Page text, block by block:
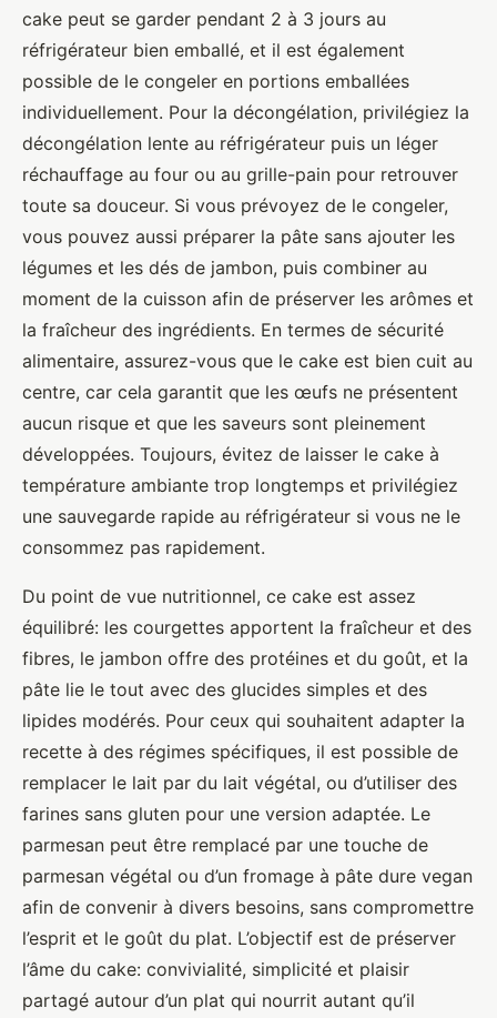
cake peut se garder pendant 2 à 3 jours au
réfrigérateur bien emballé, et il est également
possible de le congeler en portions emballées
individuellement. Pour la décongélation, privilégiez la
décongélation lente au réfrigérateur puis un léger
réchauffage au four ou au grille-pain pour retrouver
toute sa douceur. Si vous prévoyez de le congeler,
vous pouvez aussi préparer la pâte sans ajouter les
légumes et les dés de jambon, puis combiner au
moment de la cuisson afin de préserver les arômes et
la fraîcheur des ingrédients. En termes de sécurité
alimentaire, assurez-vous que le cake est bien cuit au
centre, car cela garantit que les œufs ne présentent
aucun risque et que les saveurs sont pleinement
développées. Toujours, évitez de laisser le cake à
température ambiante trop longtemps et privilégiez
une sauvegarde rapide au réfrigérateur si vous ne le
consommez pas rapidement.
Du point de vue nutritionnel, ce cake est assez
équilibré: les courgettes apportent la fraîcheur et des
fibres, le jambon offre des protéines et du goût, et la
pâte lie le tout avec des glucides simples et des
lipides modérés. Pour ceux qui souhaitent adapter la
recette à des régimes spécifiques, il est possible de
remplacer le lait par du lait végétal, ou d’utiliser des
farines sans gluten pour une version adaptée. Le
parmesan peut être remplacé par une touche de
parmesan végétal ou d’un fromage à pâte dure vegan
afin de convenir à divers besoins, sans compromettre
l’esprit et le goût du plat. L’objectif est de préserver
l’âme du cake: convivialité, simplicité et plaisir
partagé autour d’un plat qui nourrit autant qu’il